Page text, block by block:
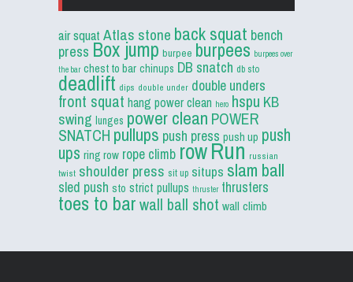
air squat Atlas stone back squat bench
press Box jump burpee burpees burpees over
the bar chest to bar chinups DB snatch db sto
deadlift dips double under double unders
front squat hang power clean hero hspu KB
swing lunges power clean POWER
SNATCH pullups push press push up push
ups ring row rope climb rowRun russian
twist shoulder press sit up situps slam ball
sled push sto strict pullups thruster thrusters
toes to barwall ball shot wall climb